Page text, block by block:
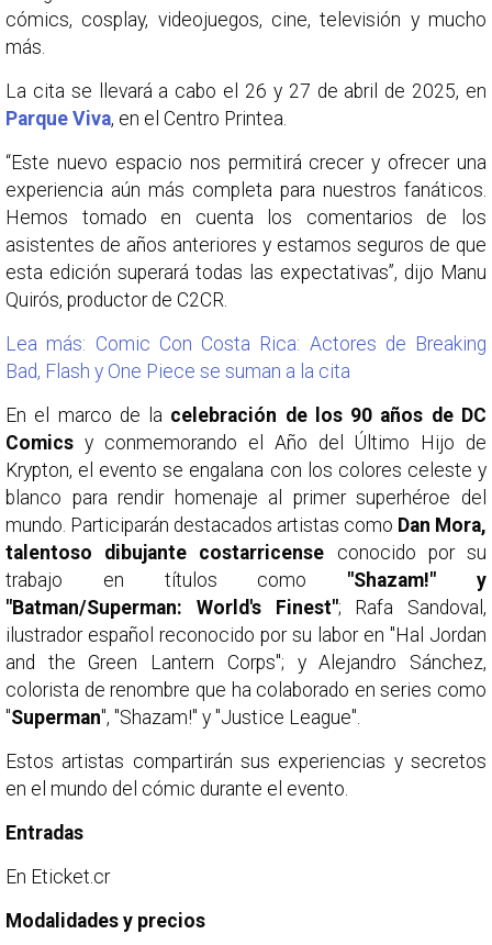
cómics, cosplay, videojuegos, cine, televisión y mucho
más.
La cita se llevará a cabo el 26 y 27 de abril de 2025, en
Parque Viva, en el Centro Printea.
“Este nuevo espacio nos permitirá crecer y ofrecer una
experiencia aún más completa para nuestros fanáticos.
Hemos tomado en cuenta los comentarios de los
asistentes de años anteriores y estamos seguros de que
esta edición superará todas las expectativas”, dijo Manu
Quirós, productor de C2CR.
Lea más: Comic Con Costa Rica: Actores de Breaking
Bad, Flash y One Piece se suman a la cita
En el marco de la celebración de los 90 años de DC
Comics y conmemorando el Año del Último Hijo de
Krypton, el evento se engalana con los colores celeste y
blanco para rendir homenaje al primer superhéroe del
mundo. Participarán destacados artistas como Dan Mora,
talentoso dibujante costarricense conocido por su
trabajo en títulos como "Shazam!" y
"Batman/Superman: World's Finest"; Rafa Sandoval,
ilustrador español reconocido por su labor en "Hal Jordan
and the Green Lantern Corps"; y Alejandro Sánchez,
colorista de renombre que ha colaborado en series como
"Superman", "Shazam!" y "Justice League".
Estos artistas compartirán sus experiencias y secretos
en el mundo del cómic durante el evento.
Entradas
En Eticket.cr
Modalidades y precios